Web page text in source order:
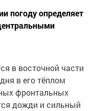
погоду определяет
в восточной части
в его тёплом
фронтальных
дожди и сильный